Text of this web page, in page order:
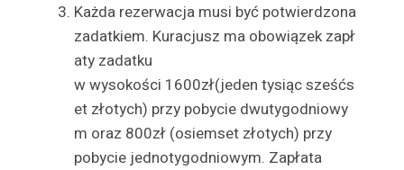
Każda rezerwacja musi być potwierdzona
zadatkiem. Kuracjusz ma obowiązek zapł
aty zadatku
w wysokości 1600zł(jeden tysiąc sześćs
et złotych) przy pobycie dwutygodniowy
m oraz 800zł (osiemset złotych) przy
pobycie jednotygodniowym. Zapłata